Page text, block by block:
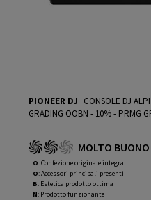
PIONEER DJ CONSOLE DJ
GRADING OOBN - 10%- PRMG
MOLTO BUONO
O: Confezione originale integra
O: Accessori principali presenti
B: Estetica prodotto ottima
N: Prodotto funzionante